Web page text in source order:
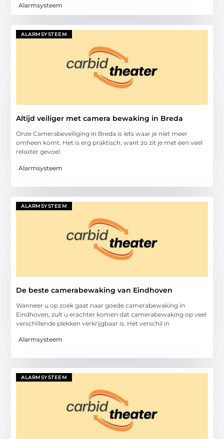
Alarmsysteem
ALARMSYSTEEM
Altijd veiliger met camera bewaking in Breda
Onze Camerabeveiliging in Breda is iets waar je niet meer
omheen komt. Het is erg praktisch, want zo zit je met een veel
relaxter gevoel
Alarmsysteem
ALARMSYSTEEM
De beste camerabewaking van Eindhoven
Wanneer u op zoek gaat naar goede camerabewaking in
Eindhoven, zult u erachter komen dat camerabewaking op veel
verschillende plekken verkrijgbaar is. Het verschil in
Alarmsysteem
ALARMSYSTEEM